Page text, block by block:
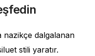
nazikçe dalgalanan
stili yaratır.